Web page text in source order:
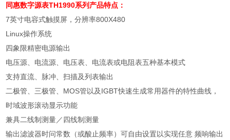
同惠数字源表TH1990系列产品特点：
7英寸电容式触摸屏，分辨率800X480
Linux操作系统
四象限精密电源输出
电压源、电流源、电压表、电流表或电阻表五种基本模式
支持直流、脉冲、扫描及列表输出
二极管、三极管、 MOS管以及IGBT快速生成常用器件的特性曲线，
时域波形滚动显示功能
兼具二线制测量／四线制测量
输出滤波器时问常数（或酸止频率）可自由设置以实现任意 频响输出